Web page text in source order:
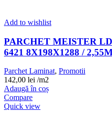
Add to wishlist
PARCHET MEISTER
6421 8X198X1288 /
Parchet Laminat, Promotii
142,00 lei /m2
Adaugă în coș
Compare
Quick view